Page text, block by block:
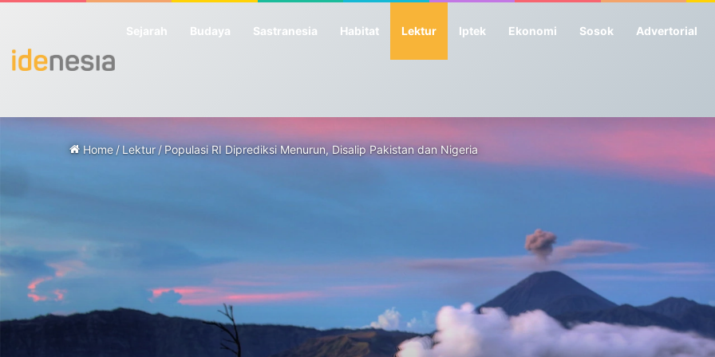
Sejarah Budaya Sastranesia Habitat Lektur Iptek Ekonomi Sosok Advertorial
Home /Lektur/Populasi RI Diprediksi Menurun, Disalip Pakistan dan Nigeria